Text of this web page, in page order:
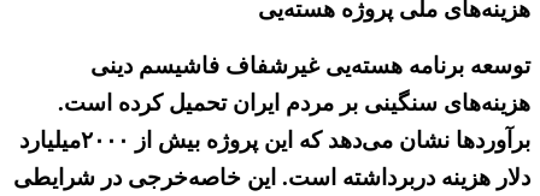
هزینه‌های ملی پروژه هسته‌یی
توسعه برنامه هسته‌یی غیرشفاف فاشیسم دینی
هزینه‌های سنگینی بر مردم ایران تحمیل کرده است.
برآوردها نشان می‌دهد که این پروژه بیش از ۲۰۰۰میلیارد
دلار هزینه دربرداشته است. این خاصه‌خرجی در شرایطی